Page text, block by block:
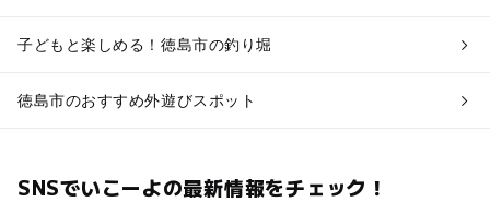
子どもと楽しめる！徳島市の釣り堀
徳島市のおすすめ外遊びスポット
SNSでいこーよの最新情報をチェック！